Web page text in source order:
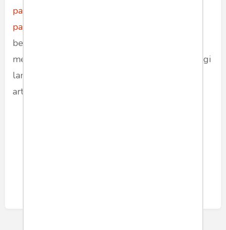
panelprograms.blogspot.com
panelprograms.blogspot.com
berbagai artikel yang bisa Anda baca untuk
menambah pengetahuan Anda. Segera kunjungi
laman
artikel yang menarik untuk Anda!